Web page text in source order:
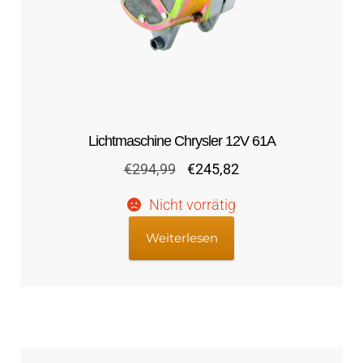
Lichtmaschine Chrysler 12V 61A
€294,99
Ursprünglicher
war:
€294,99
€245,82
Nicht vorrätig
Weiterlesen